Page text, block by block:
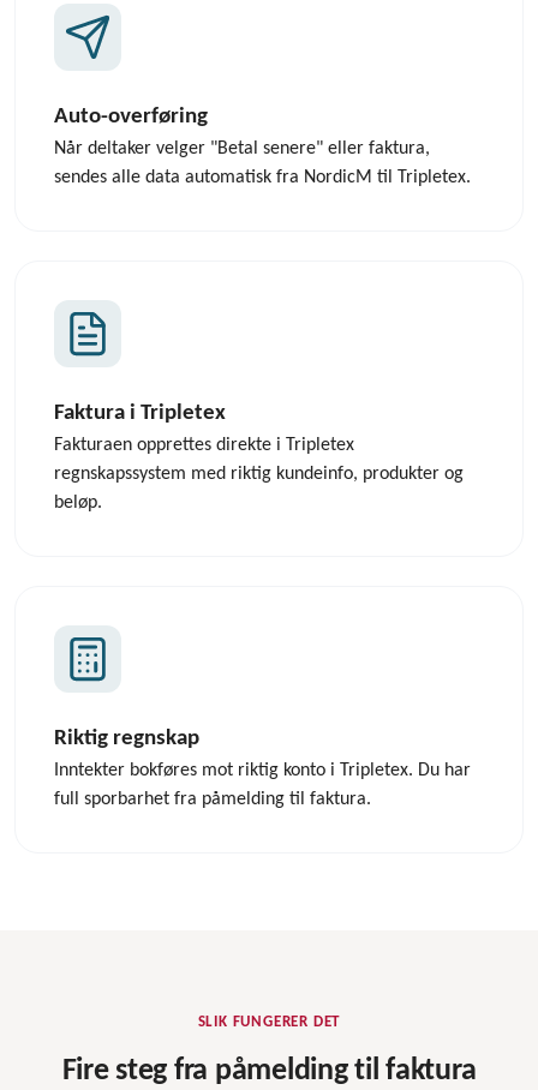
Auto-overføring
Når deltaker velger "Betal senere" eller faktura,
sendes alle data automatisk fra NordicM til Tripletex.
Faktura i Tripletex
Fakturaen opprettes direkte i Tripletex
regnskapssystem med riktig kundeinfo, produkter og
beløp.
Riktig regnskap
Inntekter bokføres mot riktig konto i Tripletex. Du har
full sporbarhet fra påmelding til faktura.
SLIK FUNGERER DET
Fire steg fra påmelding til faktura